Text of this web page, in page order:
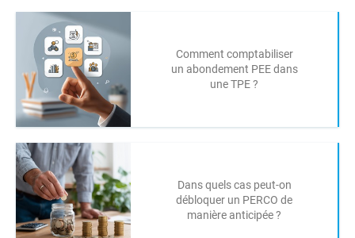
Comment comptabiliser
un abondement PEE dans
une TPE ?
Dans quels cas peut-on
débloquer un PERCO de
manière anticipée ?